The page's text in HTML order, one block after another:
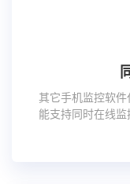
其它手机监控软
能支持同时在线